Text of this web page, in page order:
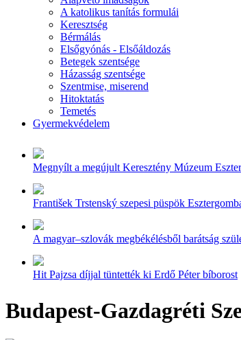
A katolikus tanítás formulái
Keresztség
Bérmálás
Elsőgyónás - Elsőáldozás
Betegek szentsége
Házasság szentsége
Szentmise, miserend
Hitoktatás
Temetés
Gyermekvédelem
Megnyílt a megújult Keresztény Múzeum
František Trstenský szepesi püspök
A magyar–szlovák megbékélésből barátság
Hit Pajzsa díjjal tüntették ki Erdő Péter bíborost
Budapest-Gazdagréti